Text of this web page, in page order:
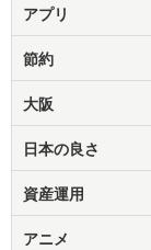
アプリ
節約
大阪
日本の良さ
資産運用
アニメ